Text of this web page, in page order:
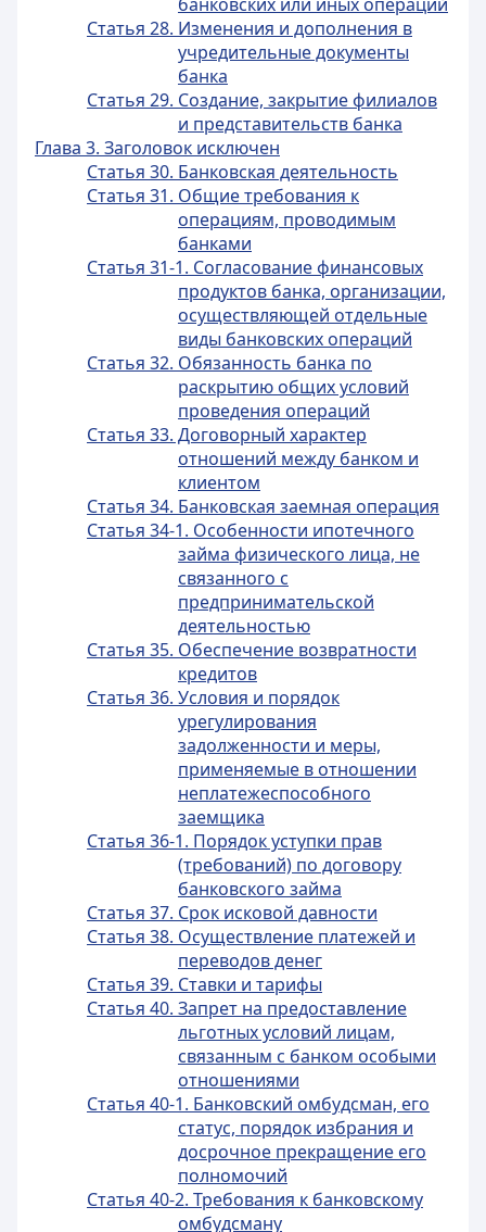
Статья 28. Изменения и дополнения в
учредительные документы
банка
Статья 29. Создание, закрытие филиалов
и представительств банка
Глава 3. Заголовок исключен
Статья 30. Банковская деятельность
Статья 31. Общие требования к
операциям, проводимым
банками
Статья 31-1. Согласование финансовых
продуктов банка, организации,
осуществляющей отдельные
виды банковских операций
Статья 32. Обязанность банка по
раскрытию общих условий
проведения операций
Статья 33. Договорный характер
отношений между банком и
клиентом
Статья 34. Банковская заемная операция
Статья 34-1. Особенности ипотечного
займа физического лица, не
связанного с
предпринимательской
деятельностью
Статья 35. Обеспечение возвратности
кредитов
Статья 36. Условия и порядок
урегулирования
задолженности и меры,
применяемые в отношении
неплатежеспособного
заемщика
Статья 36-1. Порядок уступки прав
(требований) по договору
банковского займа
Статья 37. Срок исковой давности
Статья 38. Осуществление платежей и
переводов денег
Статья 39. Ставки и тарифы
Статья 40. Запрет на предоставление
льготных условий лицам,
связанным с банком особыми
отношениями
Статья 40-1. Банковский омбудсман, его
статус, порядок избрания и
досрочное прекращение его
полномочий
Статья 40-2. Требования к банковскому
омбудсману